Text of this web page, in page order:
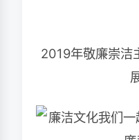
2019年敬廉崇洁